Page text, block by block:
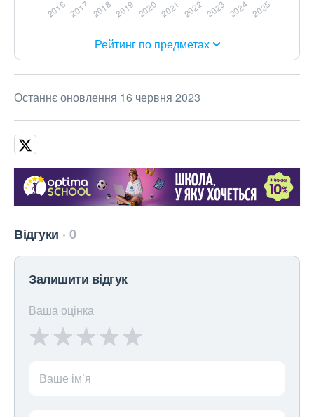
Рейтинг по предметах
Останнє оновлення 16 червня 2023
Відгуки 0
Залишити відгук
Ваша оцінка
Ваше ім’я